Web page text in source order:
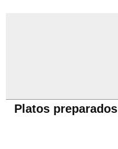
Platos preparados